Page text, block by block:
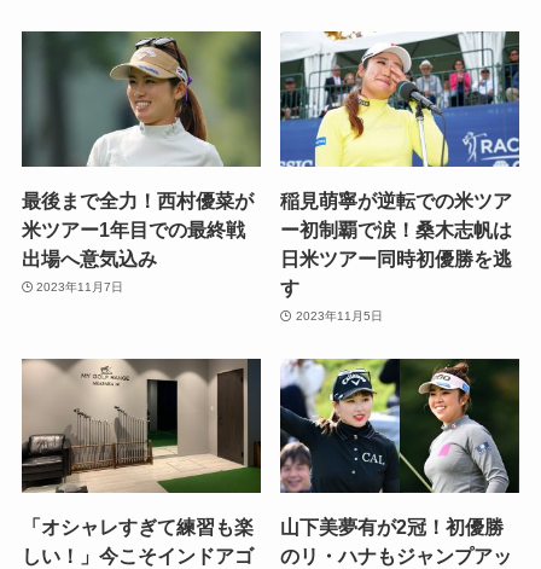
最後まで全力！西村優菜が
米ツアー1年目での最終戦
出場へ意気込み
2023年11月7日
稲見萌寧が逆転での米ツア
ー初制覇で涙！桑木志帆は
日米ツアー同時初優勝を逃
す
2023年11月5日
「オシャレすぎて練習も楽
しい！」今こそインドアゴ
山下美夢有が2冠！初優勝
のリ・ハナもジャンプアッ